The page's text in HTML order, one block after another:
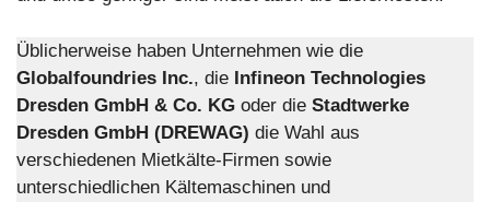
Üblicherweise haben Unternehmen wie die
Globalfoundries Inc., die Infineon Technologies
Dresden GmbH & Co. KG oder die Stadtwerke
Dresden GmbH (DREWAG) die Wahl aus
verschiedenen Mietkälte-Firmen sowie
unterschiedlichen Kältemaschinen und